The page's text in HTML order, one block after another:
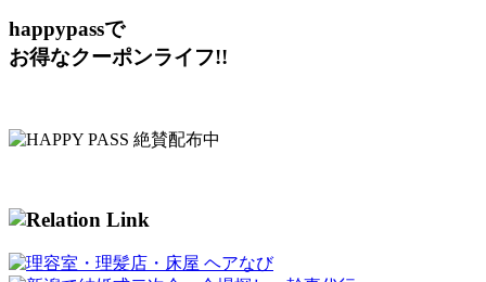
happypassで
お得なクーポンライフ!!